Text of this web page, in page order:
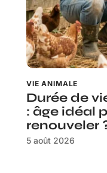
VIE ANIMALE
Durée de
: âge idéal
renouveler
5 août 2026